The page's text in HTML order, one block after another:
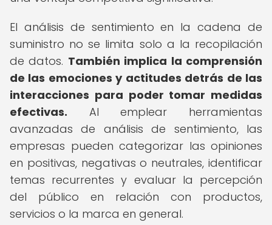
El análisis de sentimiento en la cadena de
suministro no se limita solo a la recopilación
de datos. También implica la comprensión
de las emociones y actitudes detrás de las
interacciones para poder tomar medidas
efectivas. Al emplear herramientas
avanzadas de análisis de sentimiento, las
empresas pueden categorizar las opiniones
en positivas, negativas o neutrales, identificar
temas recurrentes y evaluar la percepción
del público en relación con productos,
servicios o la marca en general.